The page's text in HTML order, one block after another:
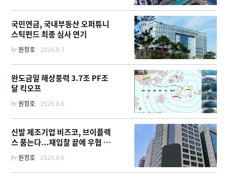
국민연금, 국내부동산 오퍼튜니
스틱펀드 최종 심사 연기
by원정호 2026.8.7
완도금일 해상풍력 3.7조 PF조
달 킥오프
by원정호 2026.8.6
신발 제조기업 비즈코, 브이플렉
스 품는다...재입찰 끝에 우협 선
by원정호 2026.8.6